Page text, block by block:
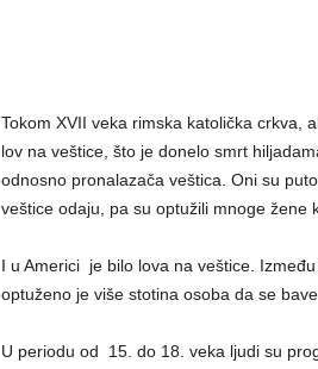
Tokom XVII veka rimska katolička crkva,
lov na veštice, što je donelo smrt
odnosno pronalazača veštica. Oni su
veštice odaju, pa su optužili mnoge žene
I u Americi je bilo lova na veštice.
optuženo je više stotina osoba da se
U periodu od 15. do 18. veka ljudi su